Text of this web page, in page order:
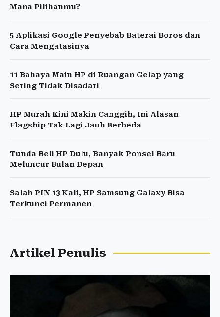
Mana Pilihanmu?
5 Aplikasi Google Penyebab Baterai Boros dan
Cara Mengatasinya
11 Bahaya Main HP di Ruangan Gelap yang
Sering Tidak Disadari
HP Murah Kini Makin Canggih, Ini Alasan
Flagship Tak Lagi Jauh Berbeda
Tunda Beli HP Dulu, Banyak Ponsel Baru
Meluncur Bulan Depan
Salah PIN 13 Kali, HP Samsung Galaxy Bisa
Terkunci Permanen
Artikel Penulis